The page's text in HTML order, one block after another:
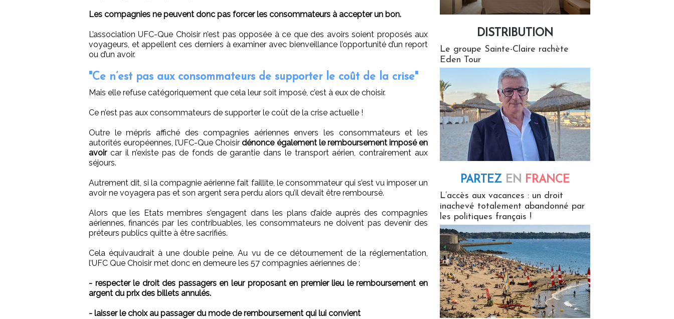
Les compagnies ne peuvent donc pas forcer les consommateurs à accepter un bon.
L’association UFC-Que Choisir n’est pas opposée à ce que des avoirs soient proposés aux
voyageurs, et appellent ces derniers à examiner avec bienveillance l’opportunité d’un report
ou d’un avoir.
"Ce n’est pas aux consommateurs de supporter le coût de la crise"
Mais elle refuse catégoriquement que cela leur soit imposé, c’est à eux de choisir.
Ce n’est pas aux consommateurs de supporter le coût de la crise actuelle !
Outre le mépris affiché des compagnies aériennes envers les consommateurs et les
autorités européennes, l’UFC-Que Choisirdénonce également le remboursement imposé en
avoir car il n’existe pas de fonds de garantie dans le transport aérien, contrairement aux
séjours.
Autrement dit, si la compagnie aérienne fait faillite, le consommateur qui s’est vu imposer un
avoir ne voyagera pas et son argent sera perdu alors qu’il devait être remboursé.
Alors que les Etats membres s’engagent dans les plans d’aide auprès des compagnies
aériennes, financés par les contribuables, les consommateurs ne doivent pas devenir des
préteurs publics quitte à être sacrifiés.
Cela équivaudrait à une double peine. Au vu de ce détournement de la réglementation,
l’UFC Que Choisir met donc en demeure les 57 compagnies aériennes de :
- respecter le droit des passagers en leur proposant en premier lieu le remboursement en
argent du prix des billets annulés.
- laisser le choix au passager du mode de remboursement qui lui convient
DISTRIBUTION
Le groupe Sainte-Claire rachète
Eden Tour
PARTEZ EN FRANCE
L’accès aux vacances : un droit
inachevé totalement abandonné par
les politiques français !